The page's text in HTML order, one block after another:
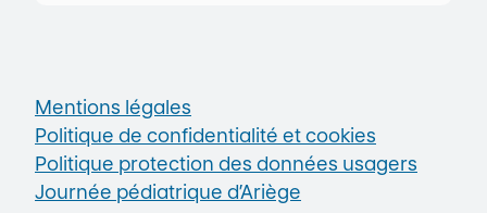
Mentions légales
Politique de confidentialité et cookies
Politique protection des données usagers
Journée pédiatrique d’Ariège